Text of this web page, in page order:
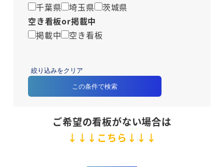
千葉県
埼玉県
茨城県
空き看板or掲載中
掲載中
空き看板
絞り込みをクリア
この条件で検索
ご希望の看板がない場合は
↓↓↓こちら↓↓↓